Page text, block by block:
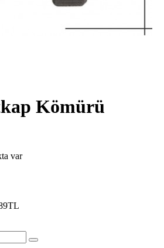
Kömürü
var